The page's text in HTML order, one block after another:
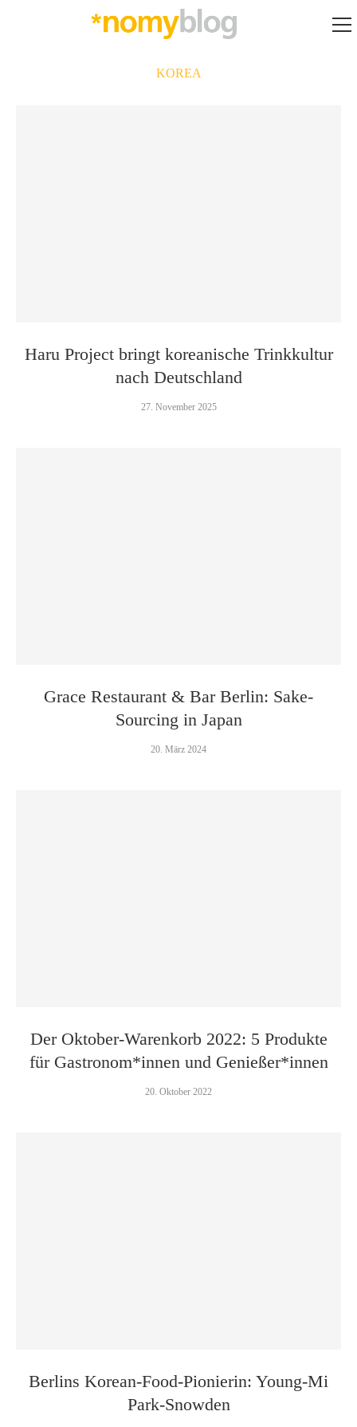
KOREA
Haru Project bringt koreanische Trinkkultur
nach Deutschland
27. November 2025
Grace Restaurant & Bar Berlin: Sake-
Sourcing in Japan
20. März 2024
Der Oktober-Warenkorb 2022: 5 Produkte
für Gastronom*innen und Genießer*innen
20. Oktober 2022
Berlins Korean-Food-Pionierin: Young-Mi
Park-Snowden